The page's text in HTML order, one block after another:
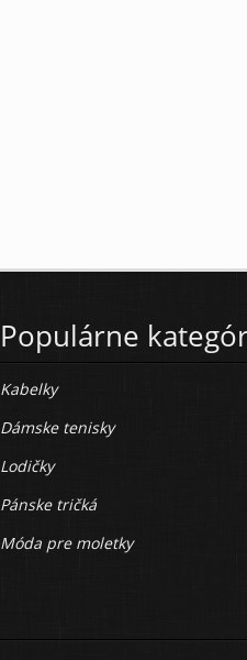
Populárne
Kabelky
Dámske tenisky
Lodičky
Pánske tričká
Móda pre moletky